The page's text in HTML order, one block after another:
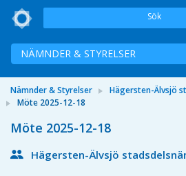
Sök
NÄMNDER & STYRELSER
Nämnder & Styrelser
Hägersten-Älvsjö
Möte 2025-12-18
Möte 2025-12-18
Hägersten-Älvsjö